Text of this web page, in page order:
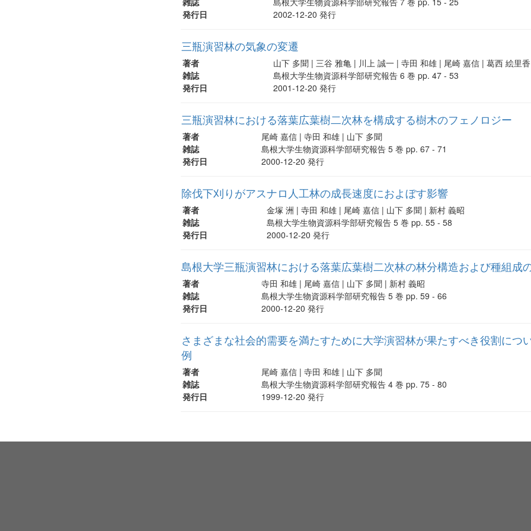
発行日
2002-12-20 発行
三瓶演習林の気象の変遷
著者
山下 多聞 | 三谷 雅亀 | 川上 誠一 | 寺田 和雄 | 尾崎 嘉信 | 葛西 絵里
雑誌
島根大学生物資源科学部研究報告 6 巻 pp. 47 - 53
発行日
2001-12-20 発行
三瓶演習林における落葉広葉樹二次林を構成する樹木のフェノロジー
著者
尾崎 嘉信 | 寺田 和雄 | 山下 多聞
雑誌
島根大学生物資源科学部研究報告 5 巻 pp. 67 - 71
発行日
2000-12-20 発行
除伐下刈りがアスナロ人工林の成長速度におよぼす影響
著者
金塚 洲 | 寺田 和雄 | 尾崎 嘉信 | 山下 多聞 | 新村 義昭
雑誌
島根大学生物資源科学部研究報告 5 巻 pp. 55 - 58
発行日
2000-12-20 発行
島根大学三瓶演習林における落葉広葉樹二次林の林分構造および種組成
著者
寺田 和雄 | 尾崎 嘉信 | 山下 多聞 | 新村 義昭
雑誌
島根大学生物資源科学部研究報告 5 巻 pp. 59 - 66
発行日
2000-12-20 発行
さまざまな社会的需要を満たすために大学演習林が果たすべき役割につ
例
著者
尾崎 嘉信 | 寺田 和雄 | 山下 多聞
雑誌
島根大学生物資源科学部研究報告 4 巻 pp. 75 - 80
発行日
1999-12-20 発行